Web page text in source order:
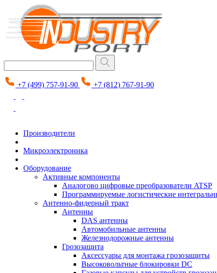
+7 (499) 757-91-90 +7 (812) 767-91-90
Производители
Микроэлектроника
Оборудование
Активные компоненты
Аналогово цифровые преобразователи ATSP
Программируемые логистические
Антенно-фидерный тракт
Антенны
DAS антенны
Автомобильные антенны
Железнодорожные антенны
Грозозащита
Аксессуары для монтажа грозозащиты
Высоковольтные блокировки DC